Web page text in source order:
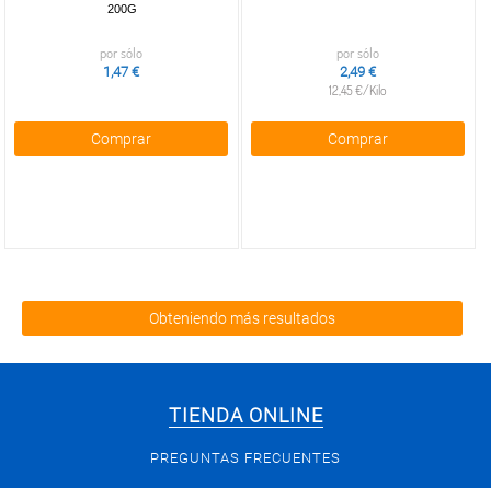
200G
por sólo
1,47 €
Comprar
por sólo
2,49 €
12,45 €/Kilo
Comprar
Obteniendo más resultados
TIENDA ONLINE
PREGUNTAS FRECUENTES